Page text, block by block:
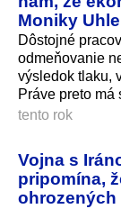
Moniky
Dôstojné
odmeňovanie
výsledok tlaku,
Práve preto má
tento rok
Vojna s
pripomína,
ohrozených